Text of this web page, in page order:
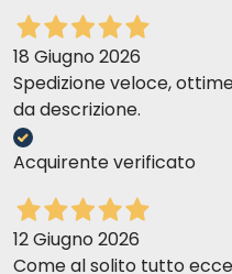
18 Giugno 2026
Spedizione veloce,
da descrizione.
Acquirente verificato
12 Giugno 2026
Come al solito tutto